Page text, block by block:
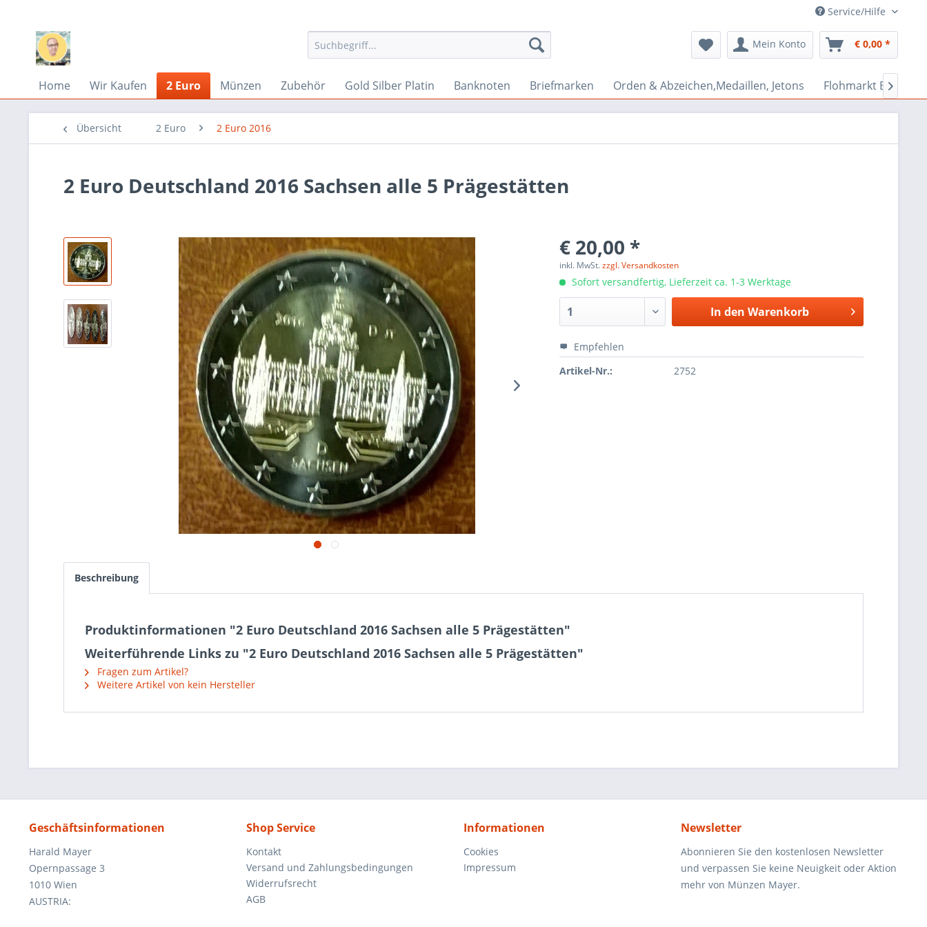
Service/Hilfe
Mein Konto € 0,00 *
Home Wir Kaufen 2 Euro Münzen Zubehör Gold Silber Platin Banknoten Briefmarken Orden & Abzeichen,Medaillen, Jetons Flohmarkt Bazar

Übersicht 2 Euro 2 Euro 2016
2 Euro Deutschland 2016 Sachsen alle 5 Prägestätten
€ 20,00 *
inkl. MwSt.zzgl. Versandkosten
Sofort versandfertig, Lieferzeit ca. 1-3 Werktage
In den Warenkorb
Empfehlen
Artikel-Nr.:
2752
Beschreibung
Produktinformationen "2 Euro Deutschland 2016 Sachsen alle 5 Prägestätten"
Weiterführende Links zu "2 Euro Deutschland 2016 Sachsen alle 5 Prägestätten"
Fragen zum Artikel?
Weitere Artikel von kein Hersteller
Geschäftsinformationen
Harald Mayer
Opernpassage 3
1010 Wien
AUSTRIA:
Shop Service
Kontakt
Versand und Zahlungsbedingungen
Widerrufsrecht
AGB
Informationen
Cookies
Impressum
Newsletter
Abonnieren Sie den kostenlosen Newsletter
und verpassen Sie keine Neuigkeit oder Aktion
mehr von Münzen Mayer.